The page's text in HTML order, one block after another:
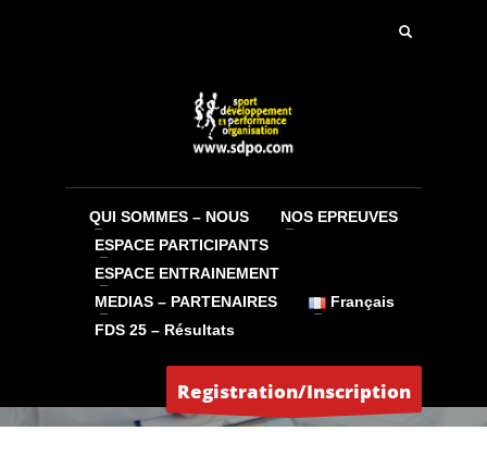
QUI SOMMES – NOUS
NOS EPREUVES
ESPACE PARTICIPANTS
ESPACE ENTRAINEMENT
MEDIAS – PARTENAIRES
Français
FDS 25 – Résultats
Registration/Inscription
Jean-Claude